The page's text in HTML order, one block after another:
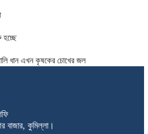
হচ্ছে
ধান এখন কৃষকের চোখের জল
বাজার, কুমিল্লা।